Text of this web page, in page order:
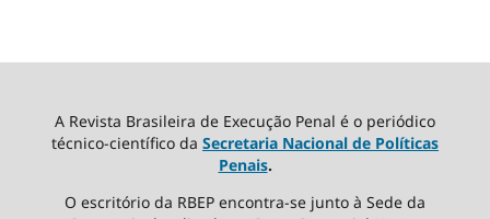
A Revista Brasileira de Execução Penal é o periódico
técnico-científico da Secretaria Nacional de Políticas
Penais.
O escritório da RBEP encontra-se junto à Sede da